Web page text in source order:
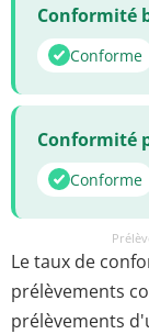
Conformité
Conforme
Conformité
Conforme
Le taux de
prélèvements
prélèvements